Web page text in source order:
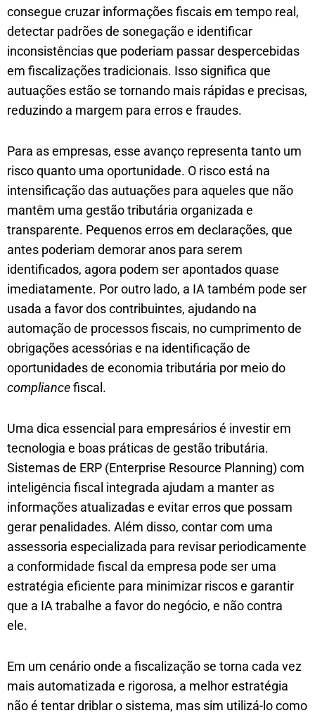
consegue cruzar informações fiscais em tempo real,
detectar padrões de sonegação e identificar
inconsistências que poderiam passar despercebidas
em fiscalizações tradicionais. Isso significa que
autuações estão se tornando mais rápidas e precisas,
reduzindo a margem para erros e fraudes.
Para as empresas, esse avanço representa tanto um
risco quanto uma oportunidade. O risco está na
intensificação das autuações para aqueles que não
mantêm uma gestão tributária organizada e
transparente. Pequenos erros em declarações, que
antes poderiam demorar anos para serem
identificados, agora podem ser apontados quase
imediatamente. Por outro lado, a IA também pode ser
usada a favor dos contribuintes, ajudando na
automação de processos fiscais, no cumprimento de
obrigações acessórias e na identificação de
oportunidades de economia tributária por meio do
compliancefiscal.
Uma dica essencial para empresários é investir em
tecnologia e boas práticas de gestão tributária.
Sistemas de ERP (Enterprise Resource Planning) com
inteligência fiscal integrada ajudam a manter as
informações atualizadas e evitar erros que possam
gerar penalidades. Além disso, contar com uma
assessoria especializada para revisar periodicamente
a conformidade fiscal da empresa pode ser uma
estratégia eficiente para minimizar riscos e garantir
que a IA trabalhe a favor do negócio, e não contra
ele.
Em um cenário onde a fiscalização se torna cada vez
mais automatizada e rigorosa, a melhor estratégia
não é tentar driblar o sistema, mas sim utilizá-lo como